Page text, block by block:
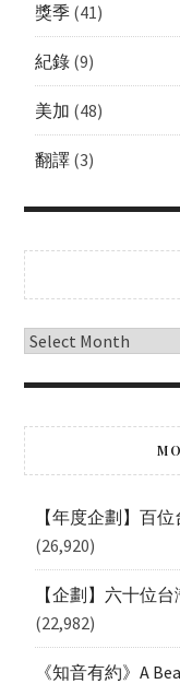
獎季(41)
紀錄(9)
美加 (48)
翻譯(3)
【年度企劃】百
(26,920)
【企劃】六十位
(22,982)
《知音有約》A